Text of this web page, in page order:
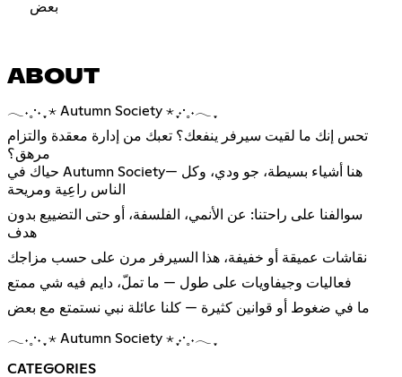
بعض
ABOUT
𓂃˖˳·˖ ִֶָ ⋆ Autumn Society ⋆ ִֶָ˖·˳˖𓂃 ִֶָ
تحس إنك ما لقيت سيرفر ينفعك؟ تعبك من إدارة معقدة والتزام
مرهق؟
حياك في Autumn Society— هنا أشياء بسيطة، جو ودي، وكل
الناس راعِية ومريحة
سوالفنا على راحتنا: عن الأنمي، الفلسفة، أو حتى التضييع بدون
هدف
نقاشات عميقة أو خفيفة، هذا السيرفر مرن على حسب مزاجك
فعاليات وجيفاويات على طول — ما تملّ، دايم فيه شي ممتع
ما في ضغوط أو قوانين كثيرة — كلنا عائلة نبي نستمتع مع بعض
𓂃˖˳·˖ ִֶָ ⋆ Autumn Society ⋆ ִֶָ˖·˳˖𓂃 ִֶָ
CATEGORIES